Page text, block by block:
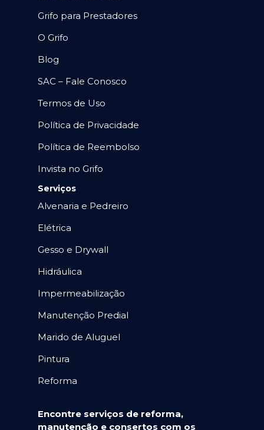
Grifo para Prestadores
O Grifo
Blog
SAC – Fale Conosco
Termos de Uso
Política de Privacidade
Política de Reembolso
Invista no Grifo
Serviços
Alvenaria e Pedreiro
Elétrica
Gesso e Drywall
Hidráulica
Impermeabilização
Manutenção Predial
Marido de Aluguel
Pintura
Reforma
Encontre serviços de reforma,
manutenção e consertos com os